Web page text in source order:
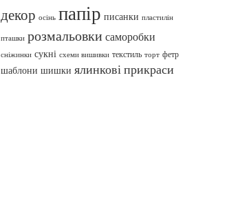
декор осінь папір писанки пластилін
пташки розмальовки саморобки
сніжинки сукні схеми вишивки текстиль торт фетр
шаблони шишки ялинкові прикраси